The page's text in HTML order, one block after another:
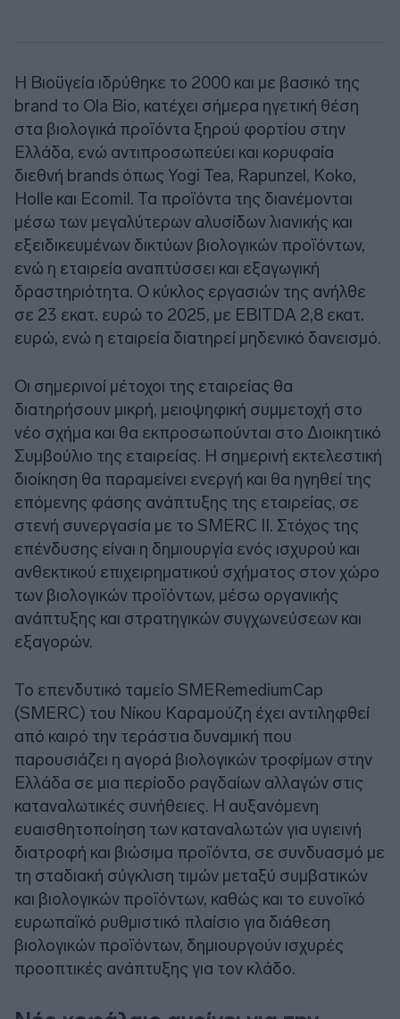
Η Βιοϋγεία ιδρύθηκε το 2000 και με βασικό της
brand το Ola Bio, κατέχει σήμερα ηγετική θέση
στα βιολογικά προϊόντα ξηρού φορτίου στην
Ελλάδα, ενώ αντιπροσωπεύει και κορυφαία
διεθνή brands όπως Yogi Tea, Rapunzel, Koko,
Holle και Ecomil. Τα προϊόντα της διανέμονται
μέσω των μεγαλύτερων αλυσίδων λιανικής και
εξειδικευμένων δικτύων βιολογικών προϊόντων,
ενώ η εταιρεία αναπτύσσει και εξαγωγική
δραστηριότητα. Ο κύκλος εργασιών της ανήλθε
σε 23 εκατ. ευρώ το 2025, με EBITDA 2,8 εκατ.
ευρώ, ενώ η εταιρεία διατηρεί μηδενικό δανεισμό.
Οι σημερινοί μέτοχοι της εταιρείας θα
διατηρήσουν μικρή, μειοψηφική συμμετοχή στο
νέο σχήμα και θα εκπροσωπούνται στο Διοικητικό
Συμβούλιο της εταιρείας. Η σημερινή εκτελεστική
διοίκηση θα παραμείνει ενεργή και θα ηγηθεί της
επόμενης φάσης ανάπτυξης της εταιρείας, σε
στενή συνεργασία με το SMERC II. Στόχος της
επένδυσης είναι η δημιουργία ενός ισχυρού και
ανθεκτικού επιχειρηματικού σχήματος στον χώρο
των βιολογικών προϊόντων, μέσω οργανικής
ανάπτυξης και στρατηγικών συγχωνεύσεων και
εξαγορών.
Το επενδυτικό ταμείο SMERemediumCap
(SMERC) του Νίκου Καραμούζη έχει αντιληφθεί
από καιρό την τεράστια δυναμική που
παρουσιάζει η αγορά βιολογικών τροφίμων στην
Ελλάδα σε μια περίοδο ραγδαίων αλλαγών στις
καταναλωτικές συνήθειες. Η αυξανόμενη
ευαισθητοποίηση των καταναλωτών για υγιεινή
διατροφή και βιώσιμα προϊόντα, σε συνδυασμό με
τη σταδιακή σύγκλιση τιμών μεταξύ συμβατικών
και βιολογικών προϊόντων, καθώς και το ευνοϊκό
ευρωπαϊκό ρυθμιστικό πλαίσιο για διάθεση
βιολογικών προϊόντων, δημιουργούν ισχυρές
προοπτικές ανάπτυξης για τον κλάδο.